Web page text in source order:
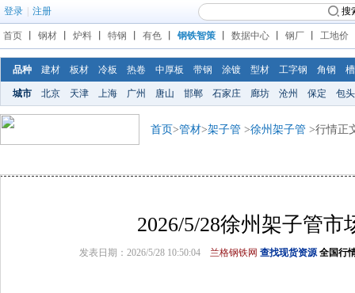
登录 注册 搜
首页 钢材 炉料 特钢 有色 钢铁智策 数据中心 钢厂 工地价
品种 建材 板材 冷板 热卷 中厚板 带钢 涂镀 型材 工字钢 角钢
城市 北京 天津 上海 广州 唐山 邯郸 石家庄 廊坊 沧州 保定 包头
首页>管材>架子管 >徐州架子管 >行情正
2026/5/28徐州架子管市
发表日期：2026/5/28 10:50:04 兰格钢铁网 查找现货资源 全国行